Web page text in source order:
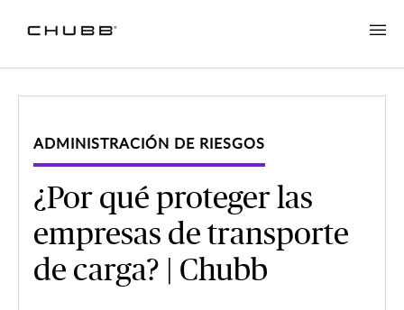
ADMINISTRACIÓN DE RIESGOS
¿Por qué proteger las
empresas de transporte
de carga? | Chubb